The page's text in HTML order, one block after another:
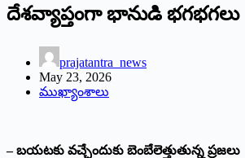
దేశవ్యాప్తంగా భానుడి భగభగలు
prajatantra_news
May 23, 2026
ముఖ్యాంశాలు
– బయటకు వ‌చ్చేందుకు బెంబేలెత్తుతున్న ప్రజలు